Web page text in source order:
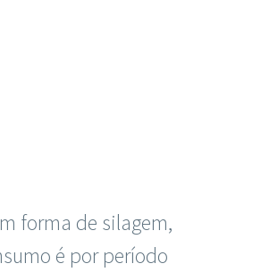
forma de silagem,
é por período